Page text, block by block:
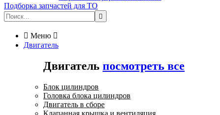
Подборка запчастей для ТО

 Меню 
Двигатель
Двигатель посмотреть все
Блок цилиндров
Головка блока цилиндров
Двигатель в сборе
Клапанная крышка и вентиляция